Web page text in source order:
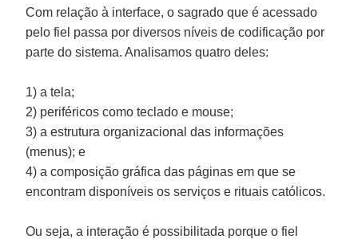
Com relação à interface, o sagrado que é acessado
pelo fiel passa por diversos níveis de codificação por
parte do sistema. Analisamos quatro deles:
1) a tela;
2) periféricos como teclado e mouse;
3) a estrutura organizacional das informações
(menus); e
4) a composição gráfica das páginas em que se
encontram disponíveis os serviços e rituais católicos.
Ou seja, a interação é possibilitada porque o fiel